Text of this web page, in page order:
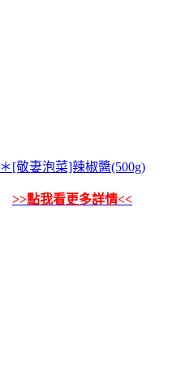
＊[敬妻泡菜]辣椒醬(500g)
>>點我看更多詳情<<